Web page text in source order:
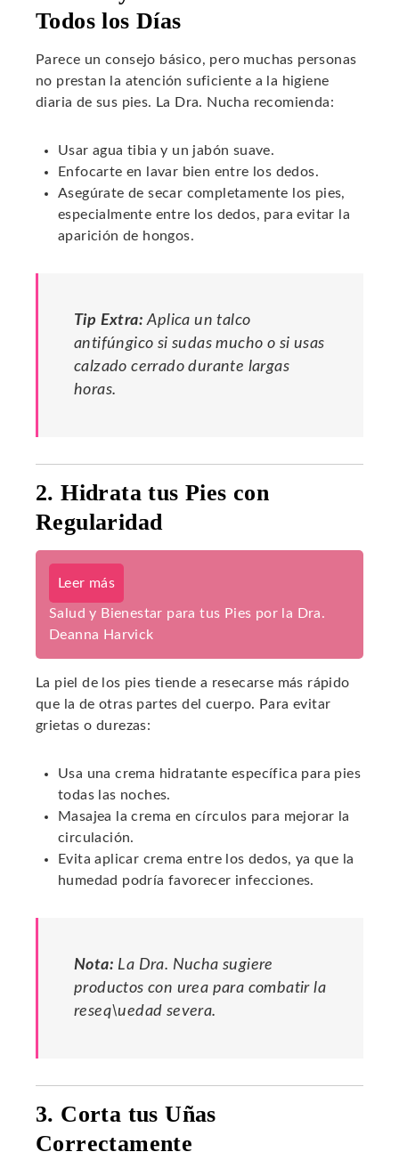
Todos los Días
Parece un consejo básico, pero muchas personas
no prestan la atención suficiente a la higiene
diaria de sus pies. La Dra. Nucha recomienda:
Usar agua tibia y un jabón suave.
Enfocarte en lavar bien entre los dedos.
Asegúrate de secar completamente los pies,
especialmente entre los dedos, para evitar la
aparición de hongos.
Tip Extra: Aplica un talco
antifúngico si sudas mucho o si usas
calzado cerrado durante largas
horas.
2. Hidrata tus Pies con
Regularidad
Leer más
Salud y Bienestar para tus Pies por la Dra.
Deanna Harvick
La piel de los pies tiende a resecarse más rápido
que la de otras partes del cuerpo. Para evitar
grietas o durezas:
Usa una crema hidratante específica para pies
todas las noches.
Masajea la crema en círculos para mejorar la
circulación.
Evita aplicar crema entre los dedos, ya que la
humedad podría favorecer infecciones.
Nota: La Dra. Nucha sugiere
productos con urea para combatir la
reseq\uedad severa.
3. Corta tus Uñas
Correctamente